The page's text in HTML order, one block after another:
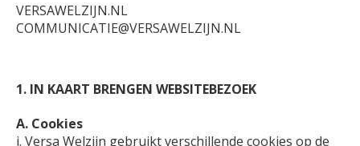
VERSAWELZIJN.NL
COMMUNICATIE@VERSAWELZIJN.NL
1. IN KAART BRENGEN WEBSITEBEZOEK
A. Cookies
i. Versa Welzijn gebruikt verschillende cookies op de